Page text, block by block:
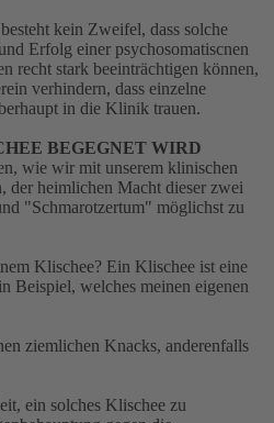
kein Zweifel, dass solche
Erfolg einer psychosomatiscnen
recht stark beeinträchtigen können,
verhindern, dass einzelne
in die Klinik trauen.
BEGEGNET WIRD
wie wir mit unserem klinischen
der heimlichen Macht dieser zwei
"Schmarotzertum" möglichst zu
Klischee? Ein Klischee ist eine
Beispiel, welches meinen eigenen
ziemlichen Knacks, anderenfalls
ein solches Klischee zu